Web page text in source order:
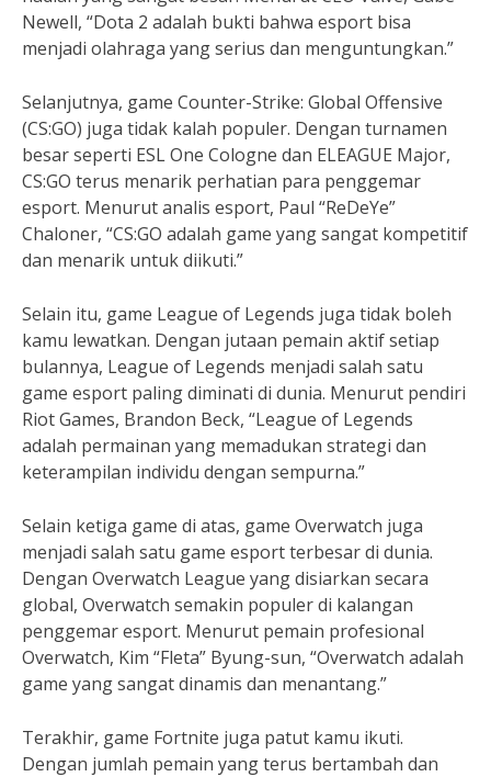
Newell, “Dota 2 adalah bukti bahwa esport bisa
menjadi olahraga yang serius dan menguntungkan.”
Selanjutnya, game Counter-Strike: Global Offensive
(CS:GO) juga tidak kalah populer. Dengan turnamen
besar seperti ESL One Cologne dan ELEAGUE Major,
CS:GO terus menarik perhatian para penggemar
esport. Menurut analis esport, Paul “ReDeYe”
Chaloner, “CS:GO adalah game yang sangat kompetitif
dan menarik untuk diikuti.”
Selain itu, game League of Legends juga tidak boleh
kamu lewatkan. Dengan jutaan pemain aktif setiap
bulannya, League of Legends menjadi salah satu
game esport paling diminati di dunia. Menurut pendiri
Riot Games, Brandon Beck, “League of Legends
adalah permainan yang memadukan strategi dan
keterampilan individu dengan sempurna.”
Selain ketiga game di atas, game Overwatch juga
menjadi salah satu game esport terbesar di dunia.
Dengan Overwatch League yang disiarkan secara
global, Overwatch semakin populer di kalangan
penggemar esport. Menurut pemain profesional
Overwatch, Kim “Fleta” Byung-sun, “Overwatch adalah
game yang sangat dinamis dan menantang.”
Terakhir, game Fortnite juga patut kamu ikuti.
Dengan jumlah pemain yang terus bertambah dan